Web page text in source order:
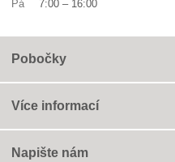
Pá
7:00 – 16:00
Pobočky
Více informací
Napište nám